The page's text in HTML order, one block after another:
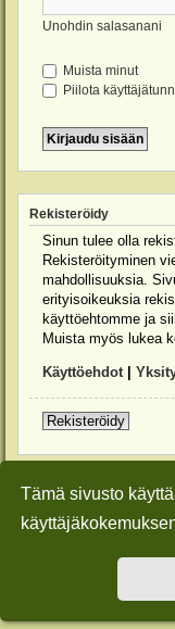
Tämä sivusto
Unohdin salasanani
Muista minut
Piilota
Rekisteröidy
Sinun tulee olla
Rekisteröityminen
mahdollisuuksia.
erityisoikeuksia
käyttöehtomme ja
Muista myös lukea
Käyttöehdot|
Rekisteröidy
Etusivu
Keskustelufoorumin